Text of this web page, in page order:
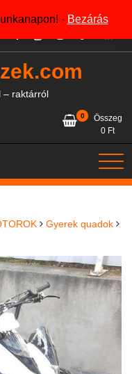
- Bezárás
– raktárról
0
Összeg
0 Ft
Gyerek quadok